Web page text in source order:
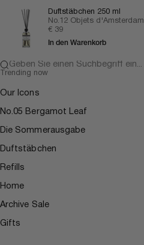
Duftstäbchen 250 ml
No.12 Objets d'Amsterdam
Angebot
€ 39
In den Warenkorb
Geben Sie einen Suchbegriff ein...
Trending now
Our Icons
No.05 Bergamot Leaf
Die Sommerausgabe
Duftstäbchen
Refills
Home
Archive Sale
Gifts